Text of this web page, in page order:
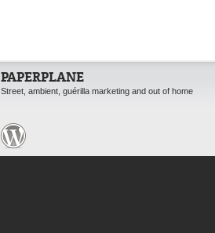
PAPERPLANE
Street, ambient, guérilla marketing and out of home